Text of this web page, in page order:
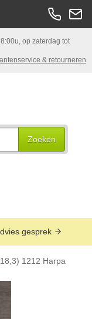
op zaterdag tot
& retourneren
Zoeken
gesprek
1212 Harpa